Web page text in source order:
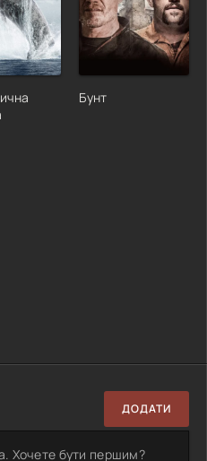
Бунт
ДОДАТИ
Хочете бути першим?